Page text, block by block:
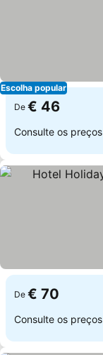
Escolha popular
De € 46
Consulte os
De € 70
Consulte os